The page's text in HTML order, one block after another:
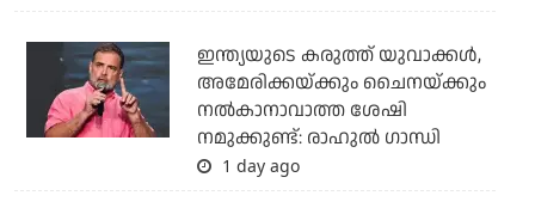
ഇന്ത്യയുടെ കരുത്ത് യുവാക്കള്‍,
അമേരിക്കയ്ക്കും ചൈനയ്ക്കും
നല്‍കാനാവാത്ത ശേഷി
നമുക്കുണ്ട്: രാഹുല്‍ ഗാന്ധി
1 day ago